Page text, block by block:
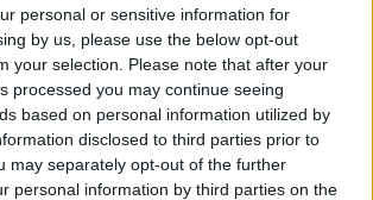
personal or sensitive information for
by us, please use the below opt-out
your selection. Please note that after your
processed you may continue seeing
based on personal information utilized by
disclosed to third parties prior to
may separately opt-out of the further
personal information by third parties on the